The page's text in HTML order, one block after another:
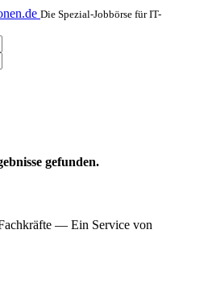
Die Spezial-Jobbörse für IT-
gefunden.
— Ein Service von